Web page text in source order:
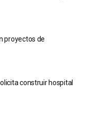
proyectos de
construir hospital